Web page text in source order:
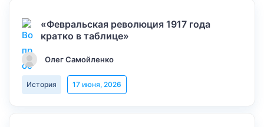
«Февральская революция 1917 года
кратко в таблице»
Олег Самойленко
История 17 июня, 2026